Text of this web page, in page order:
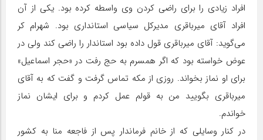
افراد زیادی را برای راضی کردن وی واسطه کرده بود. یکی از آن
افراد آقای میرباقری مدیرکل سیاسی استانداری بود. شهرام کر
می‌گوید: آقای میرباقری قول داده بود استاندار را راضی کند ولی در
عوض خواسته بود که اگر همسرم به حج رفت در «حجر اسماعیل»
برای او نماز بخواند. روزی از مکه تماس گرفت و گفت که به آقای
میرباقری بگویید من به قولم عمل کردم و برای ایشان نماز
خواندم.
در کنار وسایلی که از خانم فرماندار پس از فاجعه منا به کشور